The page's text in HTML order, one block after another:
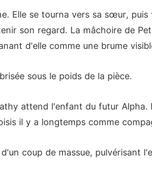
Elle se tourna vers sa sœur,
son regard. La mâchoire de
d'elle comme une brume
sous le poids de la pièce.
attend l'enfant du futur Alpha.
il y a longtemps comme
coup de massue, pulvérisant